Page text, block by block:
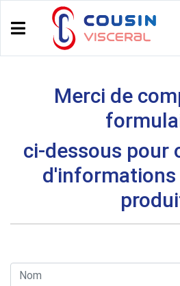
Merci de
ci-dessous pour